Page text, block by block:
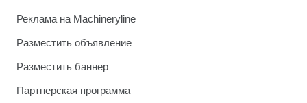
Реклама на Machineryline
Разместить объявление
Разместить баннер
Партнерская программа